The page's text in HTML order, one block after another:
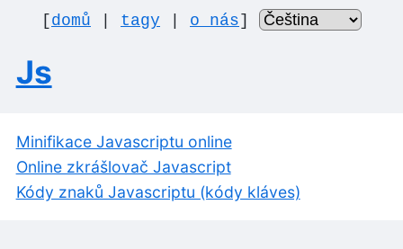
[domů tagy o nás]
Js
Minifikace Javascriptu online
Online zkrášlovač Javascript
Kódy znaků Javascriptu (kódy kláves)